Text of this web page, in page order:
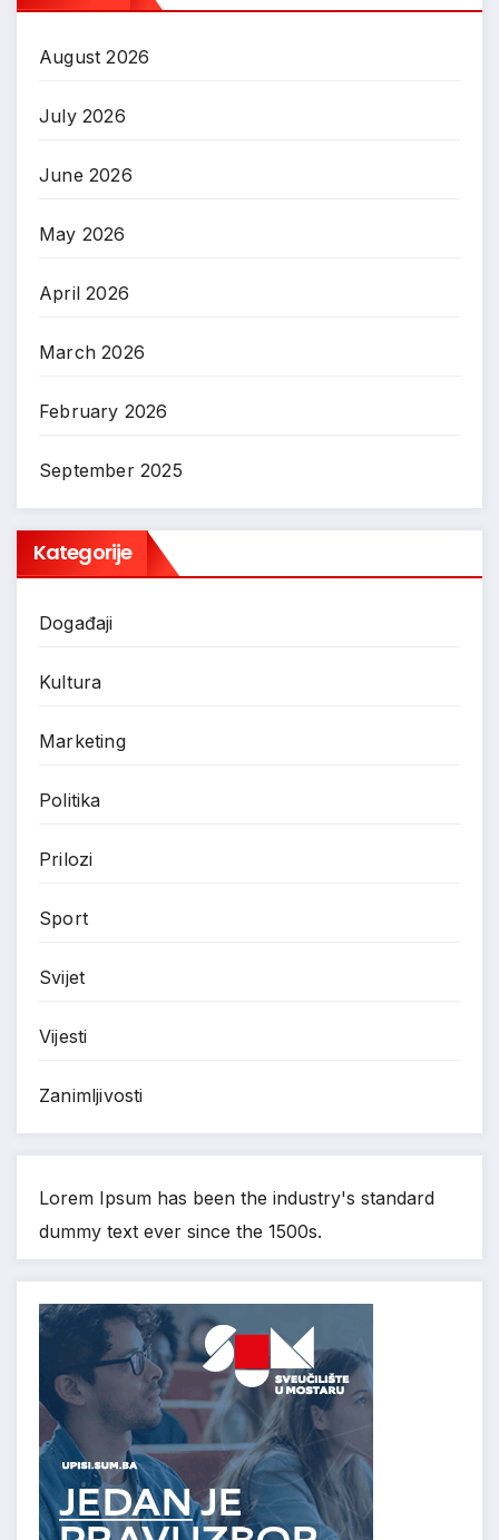
August 2026
July 2026
June 2026
May 2026
April 2026
March 2026
February 2026
September 2025
Kategorije
Događaji
Kultura
Marketing
Politika
Prilozi
Sport
Svijet
Vijesti
Zanimljivosti
Lorem Ipsum has been the industry's standard
dummy text ever since the 1500s.